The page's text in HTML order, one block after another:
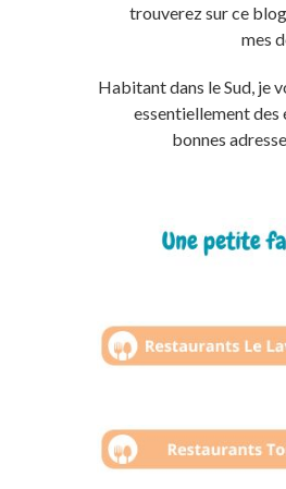
trouverez sur ce
mes
Habitant dans le Sud, je
essentiellement des
bonnes